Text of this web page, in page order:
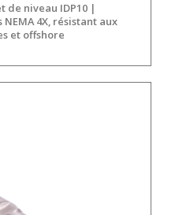
de niveau IDP10 |
4X, résistant aux
et offshore